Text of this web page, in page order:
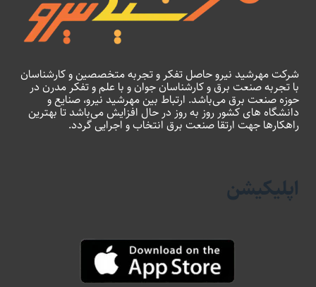
شرکت مهرشید نیرو حاصل تفکر و تجربه متخصصین و کارشناسان
با تجربه صنعت برق و کارشناسان جوان و با علم و تفکر مدرن در
حوزه صنعت برق می‌باشد. ارتباط بین مهرشید نیرو، صنایع و
دانشگاه های کشور روز به روز در حال افزایش می‌باشد تا بهترین
راهکارها جهت ارتقا صنعت برق انتخاب و اجرایی گردد.
اپلیکیشن